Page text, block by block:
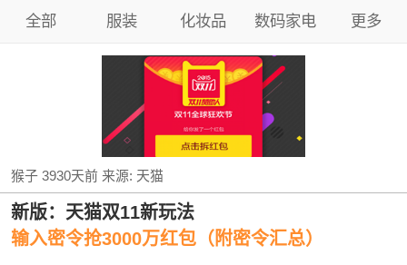
全部 服装 化妆品 数码家电 更多
猴子 3930天前来源: 天猫
新版：天猫双11新玩法
输入密令抢3000万红包（附密令汇总）